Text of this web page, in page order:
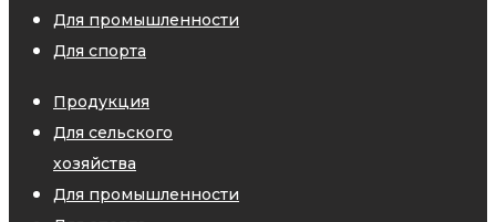
Для промышленности
Для спорта
Продукция
Для сельского
хозяйства
Для промышленности